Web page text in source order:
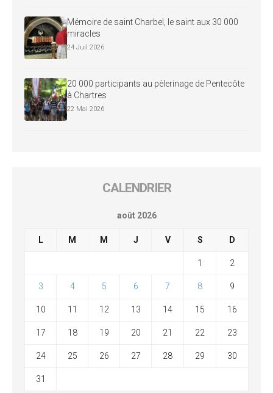
Mémoire de saint Charbel, le saint aux 30 000
miracles
24 Juil 2026
20 000 participants au pèlerinage de Pentecôte
à Chartres
22 Mai 2026
CALENDRIER
août 2026
L M M J V S D
1 2
3 4 5 6 7 8 9
10 11 12 13 14 15 16
17 18 19 20 21 22 23
24 25 26 27 28 29 30
31